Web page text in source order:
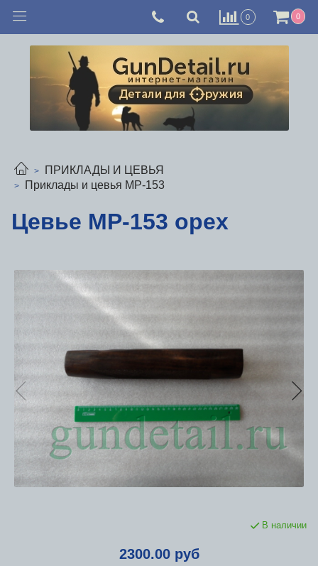
0 0
ПРИКЛАДЫ И ЦЕВЬЯ
Приклады и цевья МР-153
Цевье МР-153 орех
В наличии
2300.00 руб